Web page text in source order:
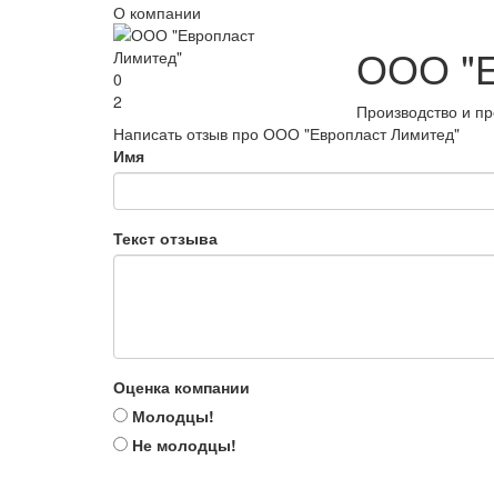
О компании
0
2
ООО
Производство и
Написать отзыв про ООО "Европласт Лимитед"
Имя
Текст отзыва
Оценка компании
Молодцы!
Не молодцы!